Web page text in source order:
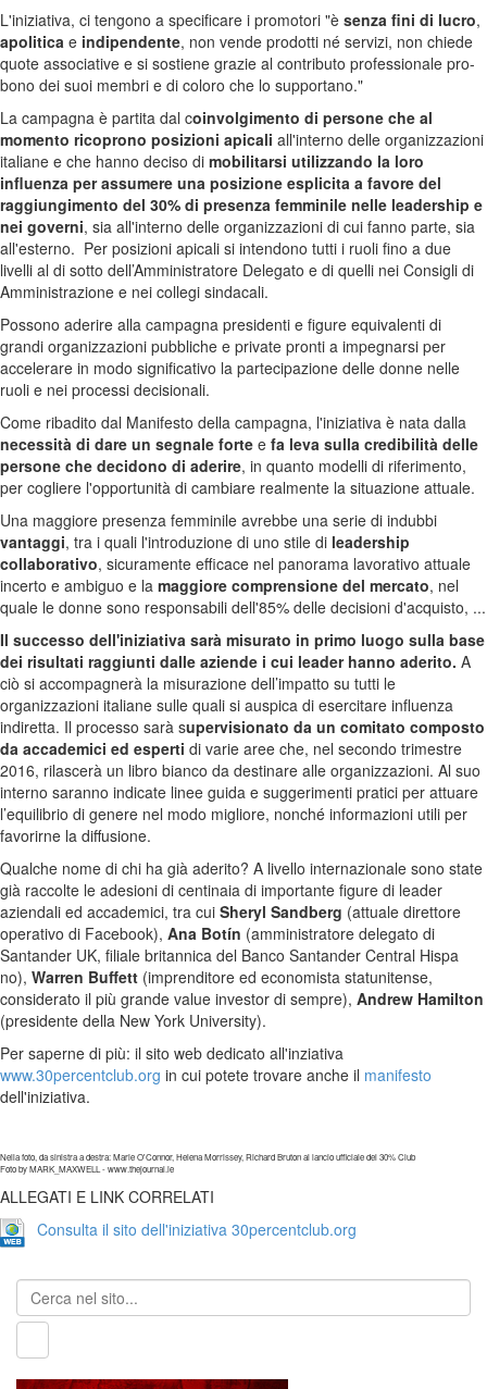
L'iniziativa, ci tengono a specificare i promotori "è senza fini di lucro,
apolitica e indipendente, non vende prodotti né servizi, non chiede
quote associative e si sostiene grazie al contributo professionale pro-
bono dei suoi membri e di coloro che lo supportano."
La campagna è partita dal coinvolgimento di persone che al
momento ricoprono posizioni apicali all'interno delle organizzazioni
italiane e che hanno deciso di mobilitarsi utilizzando la loro
influenza per assumere una posizione esplicita a favore del
raggiungimento del 30% di presenza femminile nelle leadership e
nei governi, sia all'interno delle organizzazioni di cui fanno parte, sia
all'esterno. Per posizioni apicali si intendono tutti i ruoli fino a due
livelli al di sotto dell’Amministratore Delegato e di quelli nei Consigli di
Amministrazione e nei collegi sindacali.
Possono aderire alla campagna presidenti e figure equivalenti di
grandi organizzazioni pubbliche e private pronti a impegnarsi per
accelerare in modo significativo la partecipazione delle donne nelle
ruoli e nei processi decisionali.
Come ribadito dal Manifesto della campagna, l'iniziativa è nata dalla
necessità di dare un segnale forte e fa leva sulla credibilità delle
persone che decidono di aderire, in quanto modelli di riferimento,
per cogliere l'opportunità di cambiare realmente la situazione attuale.
Una maggiore presenza femminile avrebbe una serie di indubbi
vantaggi, tra i quali l'introduzione di uno stile di leadership
collaborativo, sicuramente efficace nel panorama lavorativo attuale
incerto e ambiguo e la maggiore comprensione del mercato, nel
quale le donne sono responsabili dell'85% delle decisioni d'acquisto, ...
Il successo dell'iniziativa sarà misurato in primo luogo sulla base
dei risultati raggiunti dalle aziende i cui leader hanno aderito. A
ciò si accompagnerà la misurazione dell’impatto su tutti le
organizzazioni italiane sulle quali si auspica di esercitare influenza
indiretta. Il processo sarà supervisionato da un comitato composto
da accademici ed esperti di varie aree che, nel secondo trimestre
2016, rilascerà un libro bianco da destinare alle organizzazioni. Al suo
interno saranno indicate linee guida e suggerimenti pratici per attuare
l’equilibrio di genere nel modo migliore, nonché informazioni utili per
favorirne la diffusione.
Qualche nome di chi ha già aderito? A livello internazionale sono state
già raccolte le adesioni di centinaia di importante figure di leader
aziendali ed accademici, tra cui Sheryl Sandberg (attuale direttore
operativo di Facebook), Ana Botín (amministratore delegato di
Santander UK, filiale britannica del Banco Santander Central Hispa
no), Warren Buffett (imprenditore ed economista statunitense,
considerato il più grande value investor di sempre), Andrew Hamilton
(presidente della New York University).
Per saperne di più: il sito web dedicato all'inziativa
www.30percentclub.org in cui potete trovare anche il manifesto
dell'iniziativa.
Nella foto, da sinistra a destra:Marie O'Connor, Helena Morrissey, Richard Bruton al lancio ufficiale del 30% Club
Foto by MARK_MAXWELL - www.thejournal.ie
ALLEGATI E LINK CORRELATI
Consulta il sito dell'iniziativa 30percentclub.org